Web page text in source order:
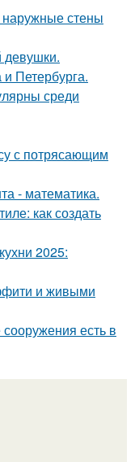
наружные стены
девушки.
Петербурга.
среди
с потрясающим
- математика.
как создать
2025:
и живыми
есть в